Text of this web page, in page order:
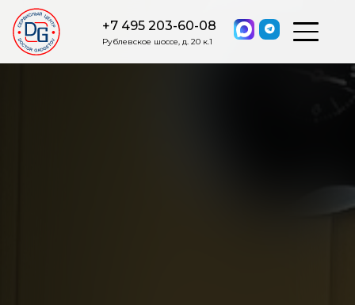
+7 495 203-60-08
Рублевское шоссе, д. 20 к.1